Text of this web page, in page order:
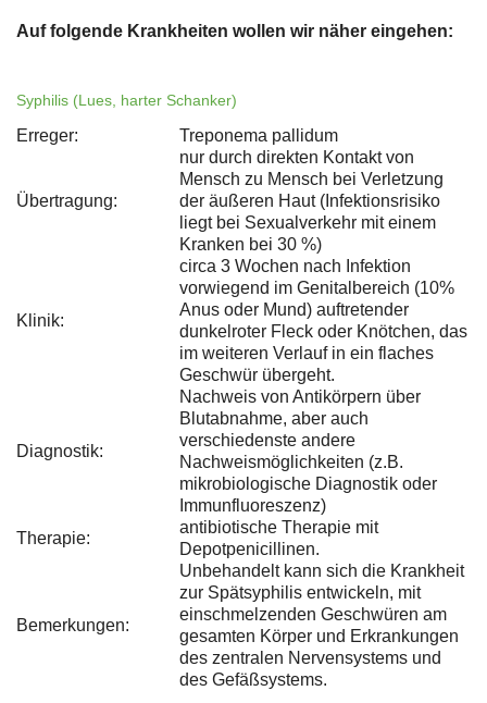
Auf folgende Krankheiten wollen wir näher eingehen:
Syphilis (Lues, harter Schanker)
Erreger: Treponema pallidum
Übertragung:
nur durch direkten Kontakt von
Mensch zu Mensch bei Verletzung
der äußeren Haut (Infektionsrisiko
liegt bei Sexualverkehr mit einem
Kranken bei 30 %)
Klinik:
circa 3 Wochen nach Infektion
vorwiegend im Genitalbereich (10%
Anus oder Mund) auftretender
dunkelroter Fleck oder Knötchen, das
im weiteren Verlauf in ein flaches
Geschwür übergeht.
Diagnostik:
Nachweis von Antikörpern über
Blutabnahme, aber auch
verschiedenste andere
Nachweismöglichkeiten (z.B.
mikrobiologische Diagnostik oder
Immunfluoreszenz)
Therapie:
antibiotische Therapie mit
Depotpenicillinen.
Bemerkungen:
Unbehandelt kann sich die Krankheit
zur Spätsyphilis entwickeln, mit
einschmelzenden Geschwüren am
gesamten Körper und Erkrankungen
des zentralen Nervensystems und
des Gefäßsystems.